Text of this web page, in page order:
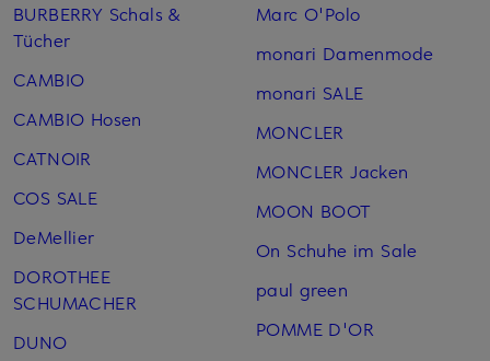
BURBERRY Schals &
Tücher
CAMBIO
CAMBIO Hosen
CATNOIR
COS SALE
DeMellier
DOROTHEE
SCHUMACHER
DUNO
Marc O'Polo
monari Damenmode
monari SALE
MONCLER
MONCLER Jacken
MOON BOOT
On Schuhe im Sale
paul green
POMME D'OR